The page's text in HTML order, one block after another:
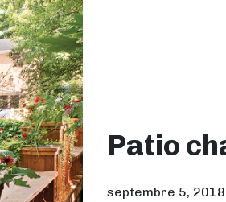
Patio
septembre 5, 2018